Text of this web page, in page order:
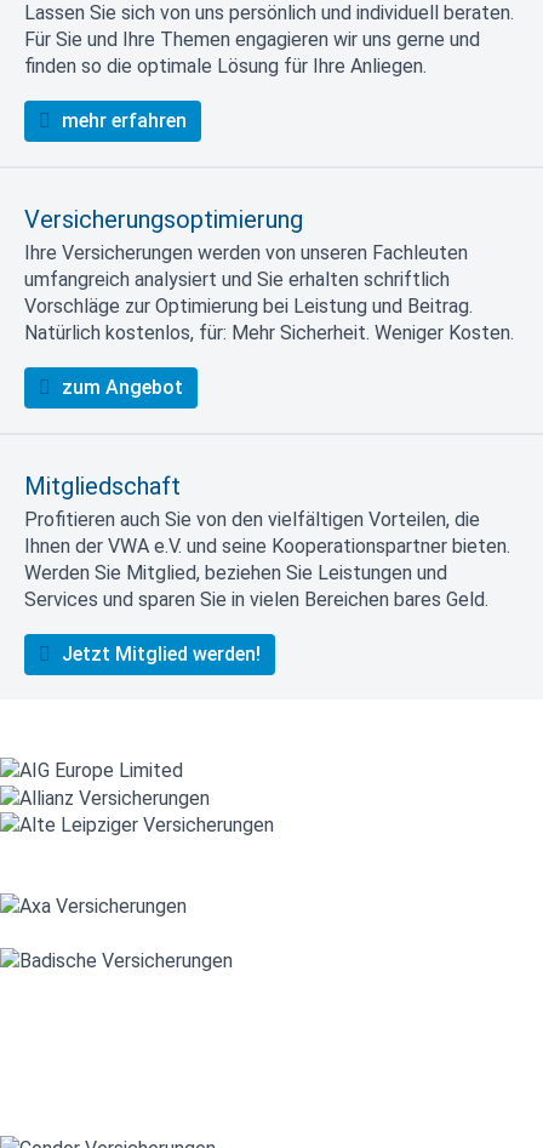
Lassen Sie sich von uns persönlich und individuell beraten.
Für Sie und Ihre Themen engagieren wir uns gerne und
finden so die optimale Lösung für Ihre Anliegen.
mehr erfahren
Versicherungsoptimierung
Ihre Versicherungen werden von unseren Fachleuten
umfangreich analysiert und Sie erhalten schriftlich
Vorschläge zur Optimierung bei Leistung und Beitrag.
Natürlich kostenlos, für: Mehr Sicherheit. Weniger Kosten.
zum Angebot
Mitgliedschaft
Profitieren auch Sie von den vielfältigen Vorteilen, die
Ihnen der VWA e.V. und seine Kooperationspartner bieten.
Werden Sie Mitglied, beziehen Sie Leistungen und
Services und sparen Sie in vielen Bereichen bares Geld.
Jetzt Mitglied werden!